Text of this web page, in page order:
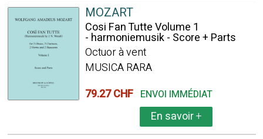
MOZART
Cosi Fan Tutte Volume 1
- harmoniemusik - Score + Parts
Octuor à vent
MUSICA RARA
79.27 CHF ENVOI IMMÉDIAT
En savoir+